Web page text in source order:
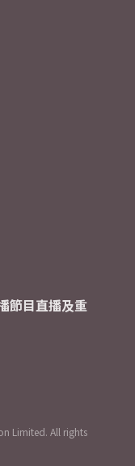
節目直播及重
Limited. All rights